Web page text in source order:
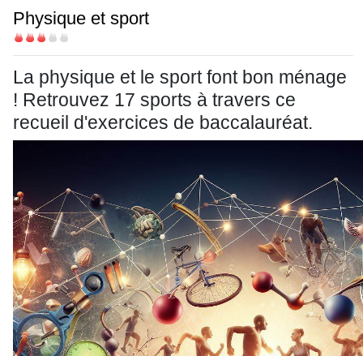
Physique et sport
Difficulté
Body
La physique et le sport font bon ménage
! Retrouvez 17 sports à travers ce
recueil d'exercices de baccalauréat.